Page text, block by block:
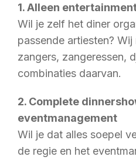
1. Alleen
Wil je zelf het diner
passende artiesten?
zangers, zangeressen,
combinaties daarvan.
2. Complete
eventmanagement
Wil je dat alles soepel
de regie en het